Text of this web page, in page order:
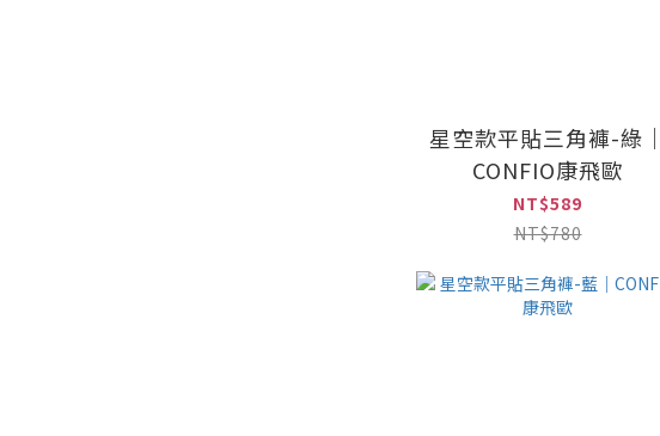
星空款平貼三角褲-綠｜
CONFIO康飛歐
NT$589
NT$780